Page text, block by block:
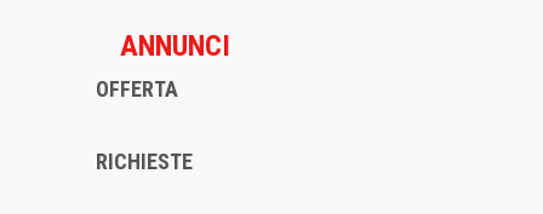
ANNUNCI
OFFERTA
RICHIESTE